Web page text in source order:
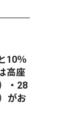
10％
高座
・28
がお